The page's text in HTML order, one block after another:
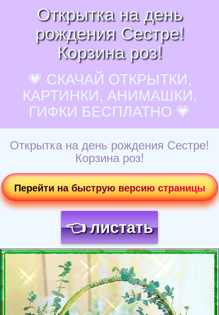
Открытка на день
рождения Сестре!
Корзина роз!
💗 СКАЧАЙ ОТКРЫТКИ,
КАРТИНКИ, АНИМАШКИ,
ГИФКИ БЕСПЛАТНО 💗
Открытка на день рождения Сестре!
Корзина роз!
Перейти на быструю версию страницы
👈 листать
Загрузка картинки...